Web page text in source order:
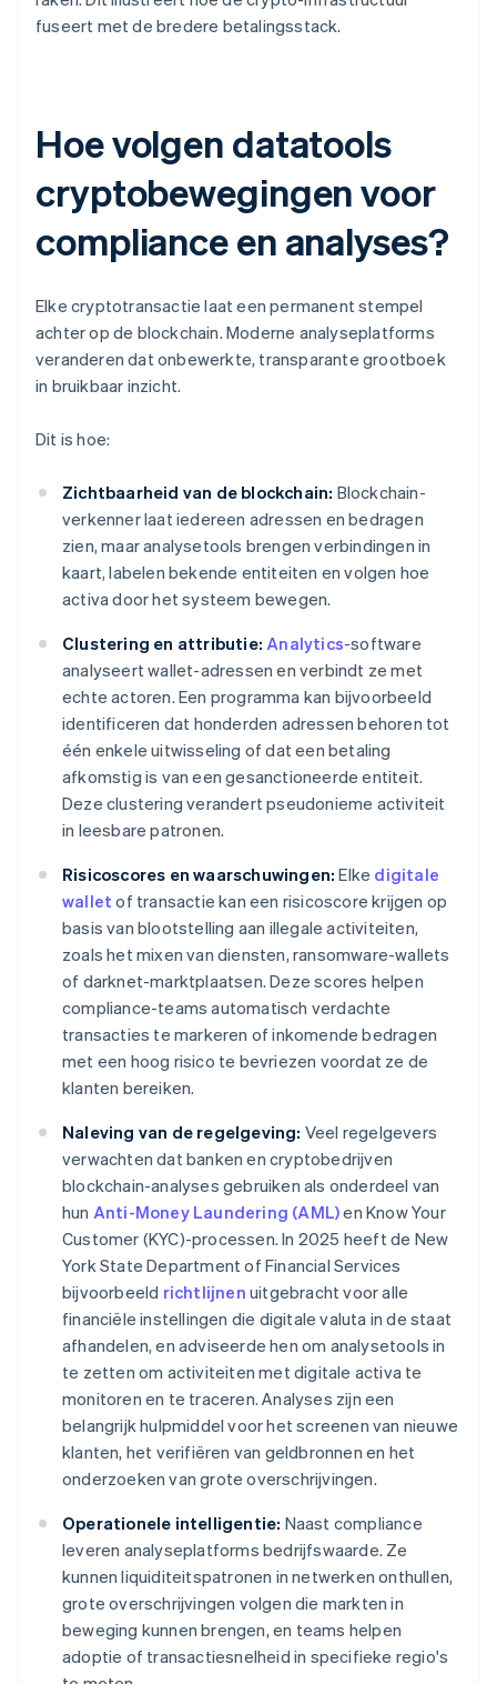
fuseert met de bredere betalingsstack.
Hoe volgen datatools
cryptobewegingen voor
compliance en analyses?
Elke cryptotransactie laat een permanent stempel
achter op de blockchain. Moderne analyseplatforms
veranderen dat onbewerkte, transparante grootboek
in bruikbaar inzicht.
Dit is hoe:
Zichtbaarheid van de blockchain: Blockchain-
verkenner laat iedereen adressen en bedragen
zien, maar analysetools brengen verbindingen in
kaart, labelen bekende entiteiten en volgen hoe
activa door het systeem bewegen.
Clustering en attributie: Analytics-software
analyseert wallet-adressen en verbindt ze met
echte actoren. Een programma kan bijvoorbeeld
identificeren dat honderden adressen behoren tot
één enkele uitwisseling of dat een betaling
afkomstig is van een gesanctioneerde entiteit.
Deze clustering verandert pseudonieme activiteit
in leesbare patronen.
Risicoscores en waarschuwingen: Elke digitale
wallet of transactie kan een risicoscore krijgen op
basis van blootstelling aan illegale activiteiten,
zoals het mixen van diensten, ransomware-wallets
of darknet-marktplaatsen. Deze scores helpen
compliance-teams automatisch verdachte
transacties te markeren of inkomende bedragen
met een hoog risico te bevriezen voordat ze de
klanten bereiken.
Naleving van de regelgeving: Veel regelgevers
verwachten dat banken en cryptobedrijven
blockchain-analyses gebruiken als onderdeel van
hun Anti-Money Laundering (AML)en Know Your
Customer (KYC)-processen. In 2025 heeft de New
York State Department of Financial Services
bijvoorbeeld richtlijnen uitgebracht voor alle
financiële instellingen die digitale valuta in de staat
afhandelen, en adviseerde hen om analysetools in
te zetten om activiteiten met digitale activa te
monitoren en te traceren. Analyses zijn een
belangrijk hulpmiddel voor het screenen van nieuwe
klanten, het verifiëren van geldbronnen en het
onderzoeken van grote overschrijvingen.
Operationele intelligentie: Naast compliance
leveren analyseplatforms bedrijfswaarde. Ze
kunnen liquiditeitspatronen in netwerken onthullen,
grote overschrijvingen volgen die markten in
beweging kunnen brengen, en teams helpen
adoptie of transactiesnelheid in specifieke regio's